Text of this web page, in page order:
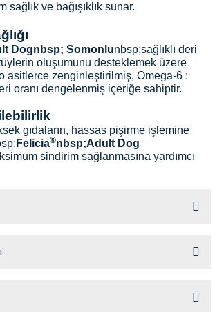
ve bağışıklık sunar.
Dognbsp; Somonlunbsp;sağlıklı deri
tüylerin oluşumunu desteklemek üzere
asitlerce zenginleştirilmiş, Omega-6 :
oranı dengelenmiş içeriğe sahiptir.
gıdaların, hassas pişirme işlemine
Felicia®nbsp;Adult Dog
sindirim sağlanmasına yardımcı
Dog Somonlu
nbsp;içeriğindeki doğal
sistemini destekler ve sindirimi
Somon Yağı (%6), Bezelye, Hamsi Unu
Hamsi Yağı (%2), Harnup, Hidrolize
henüz soru sorulmamış.